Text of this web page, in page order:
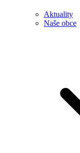
Aktuality
Naše obce